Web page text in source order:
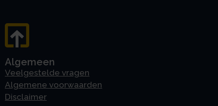
Algemeen
Veelgestelde vragen
Algemene voorwaarden
Disclaimer